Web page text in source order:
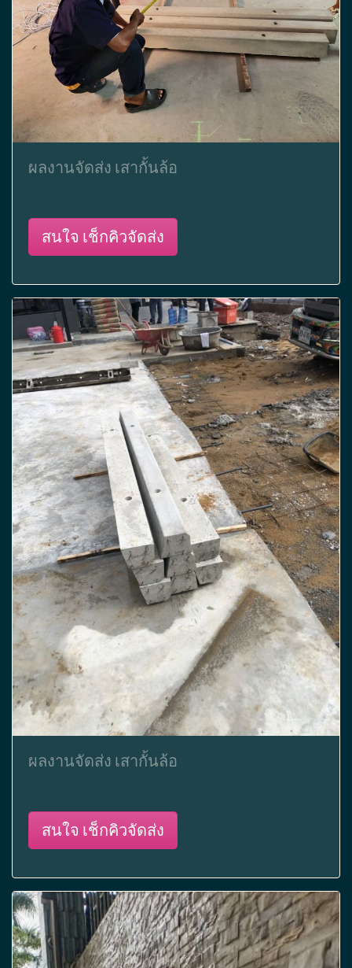
ผลงานจัดส่ง เสากั้นล้อ
สนใจ เช็กคิวจัดส่ง
ผลงานจัดส่ง เสากั้นล้อ
สนใจ เช็กคิวจัดส่ง